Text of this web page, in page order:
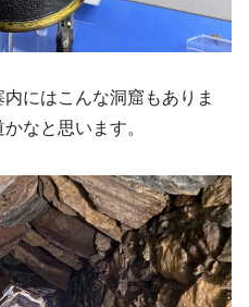
にはこんな洞窟もありま
なと思います。